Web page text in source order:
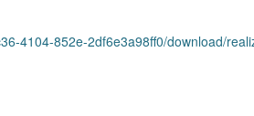
4104-852e-2df6e3a98ff0/download/